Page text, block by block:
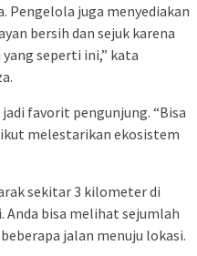
Pengelola juga menyediakan
bersih dan sejuk karena
seperti ini,” kata
favorit pengunjung. “Bisa
ikut melestarikan ekosistem
sekitar 3 kilometer di
Anda bisa melihat sejumlah
jalan menuju lokasi.